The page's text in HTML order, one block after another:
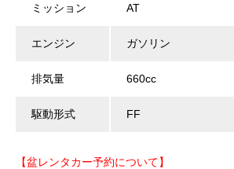
ミッション AT
エンジン ガソリン
排気量 660cc
駆動形式 FF
【盆レンタカー予約について】